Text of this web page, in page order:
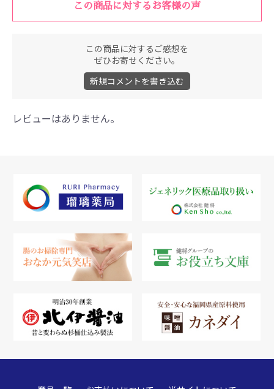
この商品に対するお客様の声
この商品に対するご感想を
ぜひお寄せください。
新規コメントを書き込む
レビューはありません。